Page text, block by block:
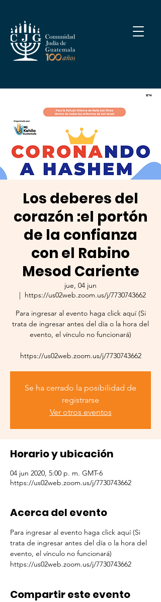
Los deberes del
corazón :el portón
de la confianza
con el Rabino
Mesod Cariente
jue, 04 jun
  |
https://us02web.zoom.us/j/7730743662
Para ingresar al evento haga click aquí (Si
trata de ingresar antes del día o la hora del
evento, el vínculo no funcionará)
https://us02web.zoom.us/j/7730743662
Se ha cerrado la posibilidad de
registrarse
Ver otros eventos
Horario y ubicación
04 jun 2020, 5:00 p. m. GMT-6
https://us02web.zoom.us/j/7730743662
Acerca del evento
Para ingresar al evento haga click aquí (Si
trata de ingresar antes del día o la hora del
evento, el vínculo no funcionará)
https://us02web.zoom.us/j/7730743662
Compartir este evento